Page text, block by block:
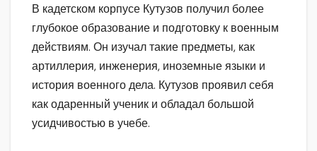
В кадетском корпусе Кутузов получил более
глубокое образование и подготовку к военным
действиям. Он изучал такие предметы, как
артиллерия, инженерия, иноземные языки и
история военного дела. Кутузов проявил себя
как одаренный ученик и обладал большой
усидчивостью в учебе.